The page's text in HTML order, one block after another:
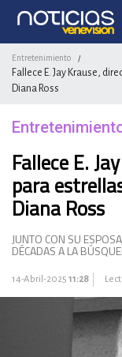
Entretenimiento /
Fallece E. Jay Krause,
Diana Ross
Fallece E.
para
Diana Ross
JUNTO CON SU
DÉCADAS A LA
14-Abril-2025 11:28